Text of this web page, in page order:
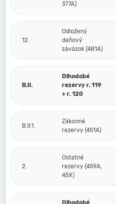
377A)
12.
Odložený
daňový
záväzok (481A)
B.II.
Dlhodobé
rezervy r. 119
+ r. 120
B.II.1.
Zákonné
rezervy (451A)
2.
Ostatné
rezervy (459A,
45X)
Dlhodobé